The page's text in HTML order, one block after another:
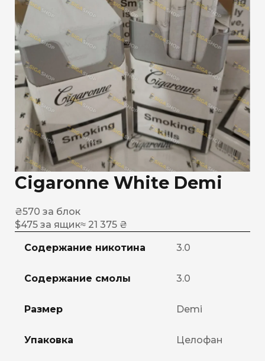
Cigaronne White Demi
₴570 за блок
$475 за ящик≈ 21 375 ₴
Содержание никотина 3.0
Содержание смолы 3.0
Размер Demi
Упаковка Целофан